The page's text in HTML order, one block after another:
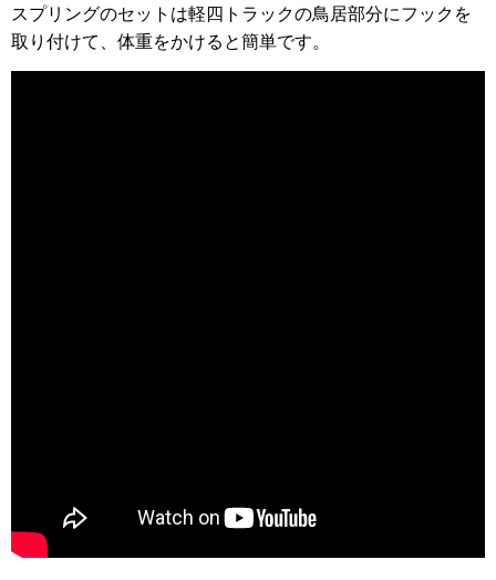
スプリングのセットは軽四トラックの鳥居部分にフックを
取り付けて、体重をかけると簡単です。